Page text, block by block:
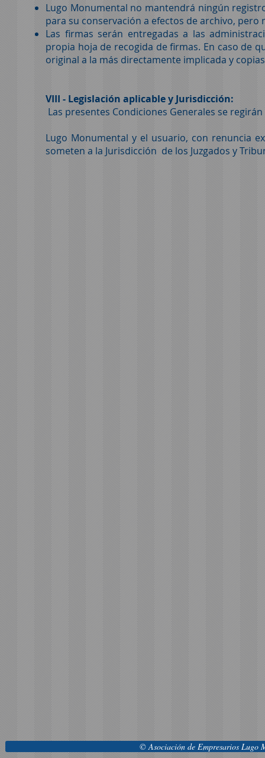
Lugo Monumental no mantendrá ningún
para su conservación a efectos de archivo,
Las firmas serán entregadas a las
propia hoja de recogida de firmas. En caso de
original a la más directamente implicada y
VIII - Legislación aplicable y Jurisdicción:
Las presentes Condiciones Generales se
Lugo Monumental y el usuario, con renuncia
someten a la Jurisdicción de los Juzgados y
© Asociación de Empresarios Lugo